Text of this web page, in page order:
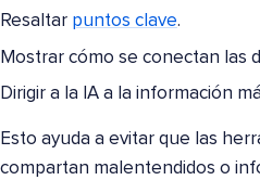
Resaltar puntos clave.
Mostrar cómo se conectan las
Dirigir a la IA a la información
Esto ayuda a evitar que las
compartan malentendidos o